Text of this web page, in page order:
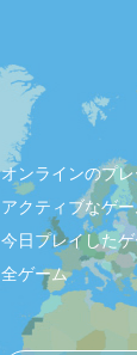
オンラインのプ
アクティブなゲー
今日プレイしたゲ
全ゲーム